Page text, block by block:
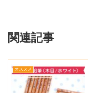
関連記事
オススメ